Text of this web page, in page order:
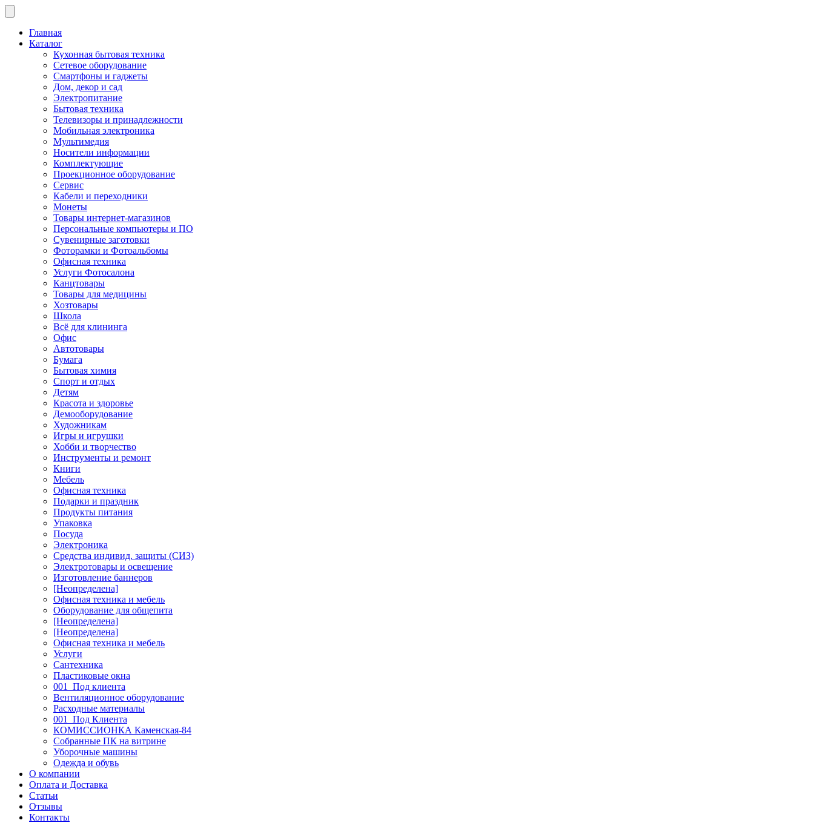
Главная
Каталог
Кухонная бытовая техника
Сетевое оборудование
Смартфоны и гаджеты
Дом, декор и сад
Электропитание
Бытовая техника
Телевизоры и принадлежности
Мобильная электроника
Мультимедия
Носители информации
Комплектующие
Проекционное оборудование
Сервис
Кабели и переходники
Монеты
Товары интернет-магазинов
Персональные компьютеры и ПО
Сувенирные заготовки
Фоторамки и Фотоальбомы
Офисная техника
Услуги Фотосалона
Канцтовары
Товары для медицины
Хозтовары
Школа
Всё для клининга
Офис
Автотовары
Бумага
Бытовая химия
Спорт и отдых
Детям
Красота и здоровье
Демооборудование
Художникам
Игры и игрушки
Хобби и творчество
Инструменты и ремонт
Книги
Мебель
Офисная техника
Подарки и праздник
Продукты питания
Упаковка
Посуда
Электроника
Средства индивид. защиты (СИЗ)
Электротовары и освещение
Изготовление баннеров
[Неопределена]
Офисная техника и мебель
Оборудование для общепита
[Неопределена]
[Неопределена]
Офисная техника и мебель
Услуги
Сантехника
Пластиковые окна
001_Под клиента
Вентиляционное оборудование
Расходные материалы
001_Под Клиента
КОМИССИОНКА Каменская-84
Собранные ПК на витрине
Уборочные машины
Одежда и обувь
О компании
Оплата и Доставка
Статьи
Отзывы
Контакты